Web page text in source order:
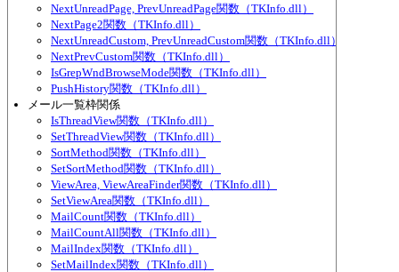
NextUnreadPage, PrevUnreadPage関数（TKInfo.dll）
NextPage2関数（TKInfo.dll）
NextUnreadCustom, PrevUnreadCustom関数（TKInfo.dll）
NextPrevCustom関数（TKInfo.dll）
IsGrepWndBrowseMode関数（TKInfo.dll）
PushHistory関数（TKInfo.dll）
メール一覧枠関係
IsThreadView関数（TKInfo.dll）
SetThreadView関数（TKInfo.dll）
SortMethod関数（TKInfo.dll）
SetSortMethod関数（TKInfo.dll）
ViewArea, ViewAreaFinder関数（TKInfo.dll）
SetViewArea関数（TKInfo.dll）
MailCount関数（TKInfo.dll）
MailCountAll関数（TKInfo.dll）
MailIndex関数（TKInfo.dll）
SetMailIndex関数（TKInfo.dll）